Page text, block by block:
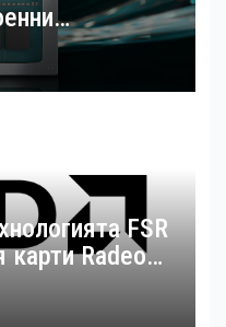
FSR
Radeon
Edition